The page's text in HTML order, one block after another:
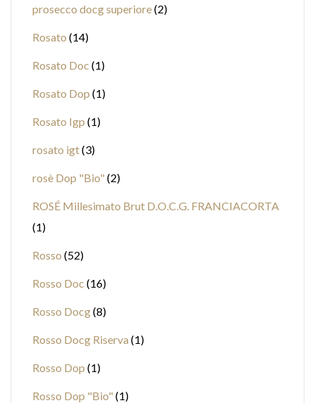
prosecco docg superiore 2
Rosato 14
Rosato Doc 1
Rosato Dop 1
Rosato Igp 1
rosato igt 3
rosè Dop "Bio" 2
ROSÉ Millesimato Brut D.O.C.G. FRANCIACORTA
1
Rosso 52
Rosso Doc 16
Rosso Docg 8
Rosso Docg Riserva 1
Rosso Dop 1
Rosso Dop "Bio" 1